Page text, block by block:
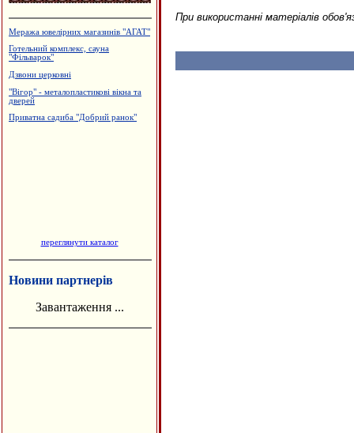
Будцентр "Деніго"
Салон-магазин "Coffe-inn"
Готельний комплекс "Вербіж"
переглянути каталог
Новини партнерів
Завантаження ...
При використанні матеріалів